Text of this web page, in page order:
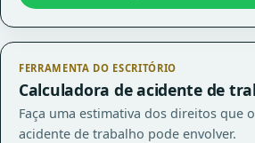
FERRAMENTA DO ESCRITÓRIO
Calculadora de acidente de
Faça uma estimativa dos direitos que
acidente de trabalho pode envolver.